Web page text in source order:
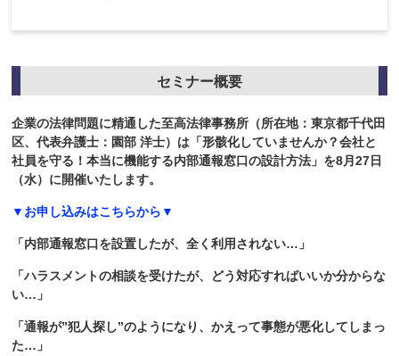
セミナー概要
企業の法律問題に精通した至高法律事務所（所在地：東京都千代田
区、代表弁護士：園部 洋士）は「形骸化していませんか？会社と
社員を守る！本当に機能する内部通報窓口の設計方法」を8月27日
（水）に開催いたします。
▼お申し込みはこちらから▼
「内部通報窓口を設置したが、全く利用されない…」
「ハラスメントの相談を受けたが、どう対応すればいいか分からな
い…」
「通報が”犯人探し”のようになり、かえって事態が悪化してしまっ
た…」